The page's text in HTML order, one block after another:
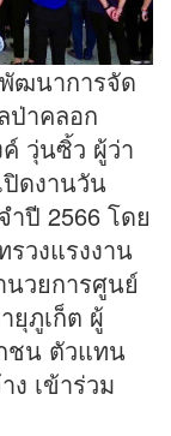
ฒนาการจัด
ป่าคลอก
วุ่นซิ้ว ผู้ว่า
ปิดงานวัน
ปี 2566 โดย
วงแรงงาน
วยการศูนย์
ยุภูเก็ต ผู้
ชน ตัวแทน
ง เข้าร่วม